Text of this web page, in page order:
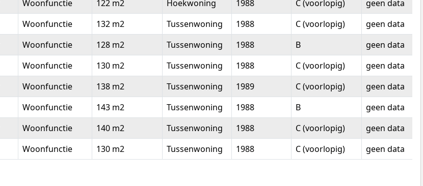
kom
Woonfunctie 122 m2 Hoekwoning 1988 C (voorlopig)
geen data
Woonfunctie 132 m2 Tussenwoning 1988 C (voorlopig)
geen data
Woonfunctie 128 m2 Tussenwoning 1988 B
geen data
Woonfunctie 130 m2 Tussenwoning 1988 C (voorlopig)
geen data
Woonfunctie 138 m2 Tussenwoning 1989 C (voorlopig)
geen data
Woonfunctie 143 m2 Tussenwoning 1988 B
geen data
Woonfunctie 140 m2 Tussenwoning 1988 C (voorlopig)
geen data
Woonfunctie 130 m2 Tussenwoning 1988 C (voorlopig) geen data